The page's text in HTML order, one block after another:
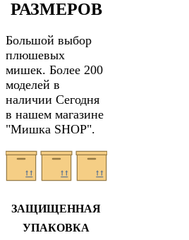
РАЗМЕРОВ
Большой выбор
плюшевых
мишек. Более 200
моделей в
наличии Сегодня
в нашем магазине
"Мишка SHOP".
ЗАЩИЩЕННАЯ
УПАКОВКА